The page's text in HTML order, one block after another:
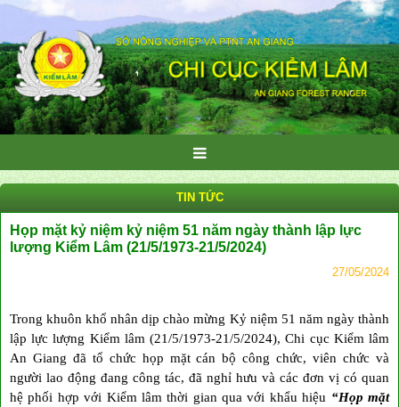
TIN TỨC
Họp mặt kỷ niệm kỷ niệm 51 năm ngày thành lập lực
lượng Kiểm Lâm (21/5/1973-21/5/2024)
27/05/2024
Trong khuôn khổ nhân dịp chào mừng Kỷ niệm 51 năm ngày thành
lập lực lượng Kiểm lâm (21/5/1973-21/5/2024), Chi cục Kiểm lâm
An Giang đã tổ chức họp mặt cán bộ công chức, viên chức và
người lao động đang công tác, đã nghỉ hưu và các đơn vị có quan
hệ phối hợp với Kiểm lâm thời gian qua với khẩu hiệu “Họp mặt